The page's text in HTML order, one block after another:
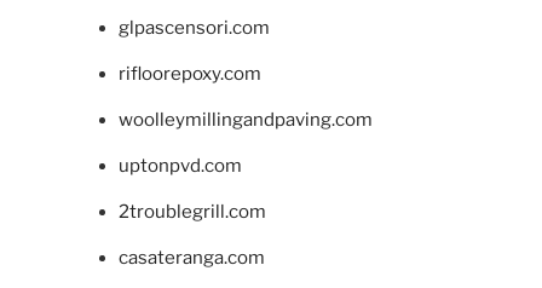
glpascensori.com
rifloorepoxy.com
woolleymillingandpaving.com
uptonpvd.com
2troublegrill.com
casateranga.com